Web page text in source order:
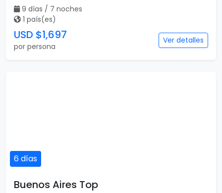
9 días / 7 noches
1 país(es)
USD $1,697
por persona
Ver detalles
6 días
Buenos Aires Top